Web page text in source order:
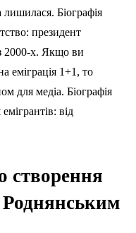
Біографія
президент
2000-х. Якщо ви
еміграція 1+1, то
для медіа. Біографія
від
створення
Роднянським